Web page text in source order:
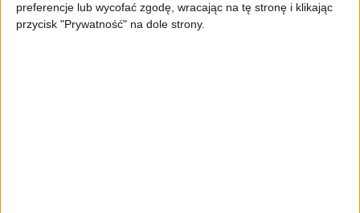
preferencje lub wycofać zgodę, wracając na tę stronę i klikając
przycisk "Prywatność" na dole strony.